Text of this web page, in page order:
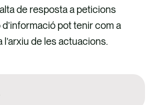
de resposta a peticions
d’informació pot tenir com a
de les actuacions.